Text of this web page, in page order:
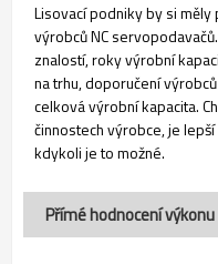
Lisovací podniky by si
výrobců NC
znalostí, roky výrobní
na trhu, doporučení
celková výrobní kapacita.
činnostech výrobce, je
kdykoli je to možné.
Přímé hodnocení výkonu